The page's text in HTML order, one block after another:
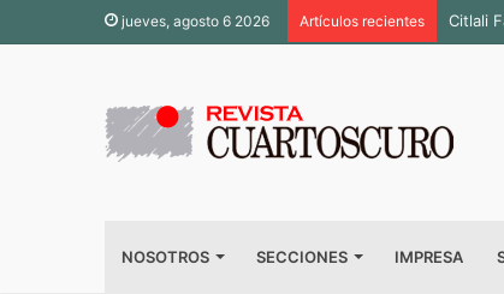
jueves, agosto 6 2026 Artículos recientes Citlali
NOSOTROS SECCIONES IMPRESA